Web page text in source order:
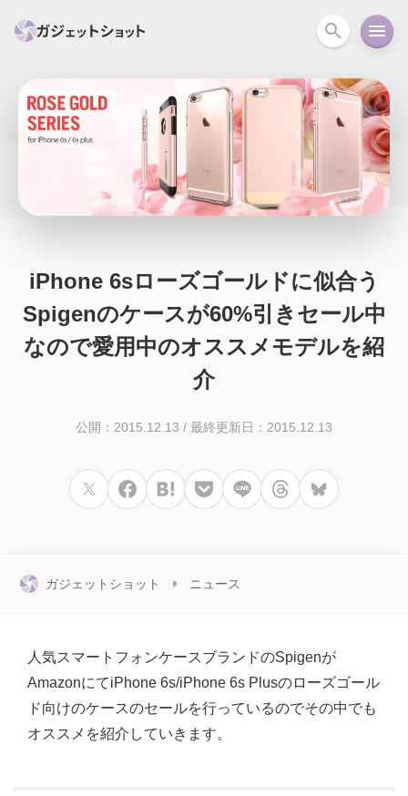
すべて スマホ PC関連 カメラ ウェアラ
スマートホーム アクションカメラ カメラ
オーディオ
iPhone 6sローズゴールドに似合う
Spigenのケースが60%引きセール中
なので愛用中のオススメモデルを紹
介
公開：2015.12.13 / 最終更新日：2015.12.13
ガジェットショット ニュース
人気スマートフォンケースブランドのSpigenが
AmazonにてiPhone 6s/iPhone 6s Plusのローズゴール
ド向けのケースのセールを行っているのでその中でも
オススメを紹介していきます。